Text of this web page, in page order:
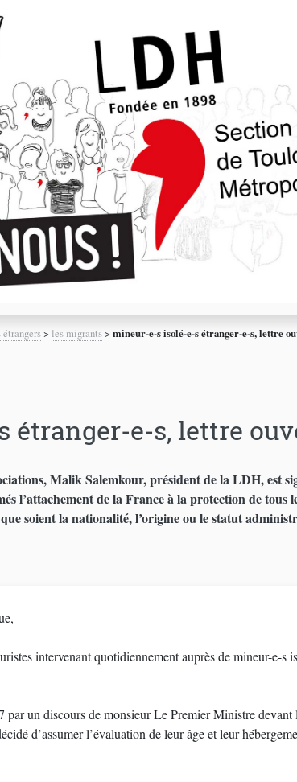
étrangers>les migrants>mineur-e-s isolé-e-s étranger-e-s, lettre
étranger-e-s, lettre
Malik Salemkour, président de la LDH, est
l’attachement de la France à la protection de tous
soient la nationalité, l’origine ou le statut
intervenant quotidiennement auprès de mineur-e-s
un discours de monsieur Le Premier Ministre devant
d’assumer l’évaluation de leur âge et leur